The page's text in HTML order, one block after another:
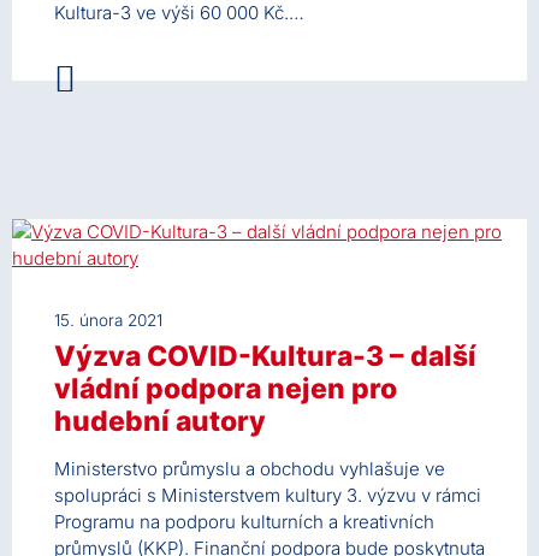
Kultura-3 ve výši 60 000 Kč.…
15. února 2021
Výzva COVID-Kultura-3 – další
vládní podpora nejen pro
hudební autory
Ministerstvo průmyslu a obchodu vyhlašuje ve
spolupráci s Ministerstvem kultury 3. výzvu v rámci
Programu na podporu kulturních a kreativních
průmyslů (KKP). Finanční podpora bude poskytnuta